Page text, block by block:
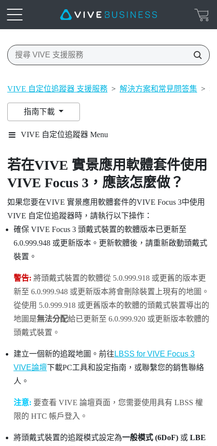
VIVE 自定位追蹤器 支援服務 > 解決方案和常見問答集 >
指南下載
VIVE 自定位追蹤器 Menu
若在VIVE 實景應用軟體套件使用
VIVE Focus 3 ，應該怎麼做？
如果您要在VIVE 實景應用軟體套件的VIVE Focus 3中使用
VIVE 自定位追蹤器時，請執行以下操作：
確保 VIVE Focus 3頭戴式裝置的軟體版本已更新至
6.0.999.948 或更新版本。更新軟體後，請重新啟動頭戴式
裝置。
警告: 將頭戴式裝置的軟體從 5.0.999.918 或更舊的版本更
新至 6.0.999.948 或更新版本將會刪除裝置上現有的地圖。
從使用 5.0.999.918 或更舊版本的軟體的頭戴式裝置導出的
地圖是無法分配給已更新至 6.0.999.920 或更新版本軟體的
頭戴式裝置。
建立一個新的追蹤地圖。前往 LBSS for VIVE Focus 3
VIVE論壇下載PC工具和設定指南，或聯繫您的銷售聯絡
人。
注意: 要查看 VIVE 論壇頁面，您需要使用具有 LBSS 權
限的 HTC 帳戶登入。
將頭戴式裝置的追蹤模式設定為一般模式 (6DoF)或 LBE